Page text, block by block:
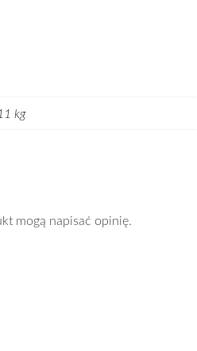
kg
mogą napisać opinię.